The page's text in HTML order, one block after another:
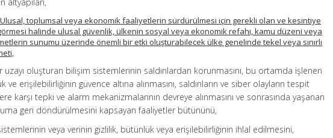
altyapıları,
toplumsal veya ekonomik faaliyetlerin sürdürülmesi için gerekli olan ve kesintiye
halinde ulusal güvenlik, ülkenin sosyal veya ekonomik refahı, kamu düzeni veya
sunumu üzerinde önemli bir etki oluşturabilecek ülke genelinde tekel veya sınırlı
uzayı oluşturan bilişim sistemlerinin saldırılardan korunmasını, bu ortamda işlenen
ve erişilebilirliğinin güvence altına alınmasını, saldırıların ve siber olayların tespit
karşı tepki ve alarm mekanizmalarının devreye alınmasını ve sonrasında yaşanan
geri döndürülmesini kapsayan faaliyetler bütününü,
veya verinin gizlilik, bütünlük veya erişilebilirliğinin ihlal edilmesini,